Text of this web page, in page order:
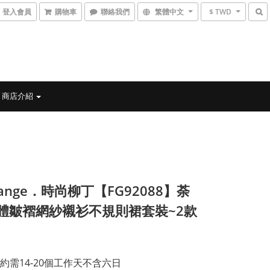
登入會員 購物車 聯絡我們 繁體中文 $ TWD
商店介紹
．時尚柳丁【FG92088】荼
皺褶網紗襯衫不規則裙套裝~2款
需14-20個工作天不含六日